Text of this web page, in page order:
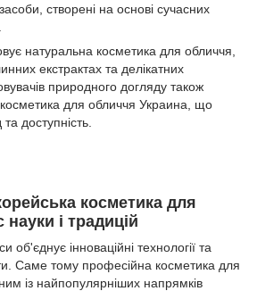
створені на основі сучасних
натуральна косметика для обличчя,
екстрактах та делікатних
природного догляду також
для обличчя Украина, що
доступність.
косметика для
і традицій
об'єднує інноваційні технології та
Саме тому професійна косметика для
із найпопулярніших напрямків